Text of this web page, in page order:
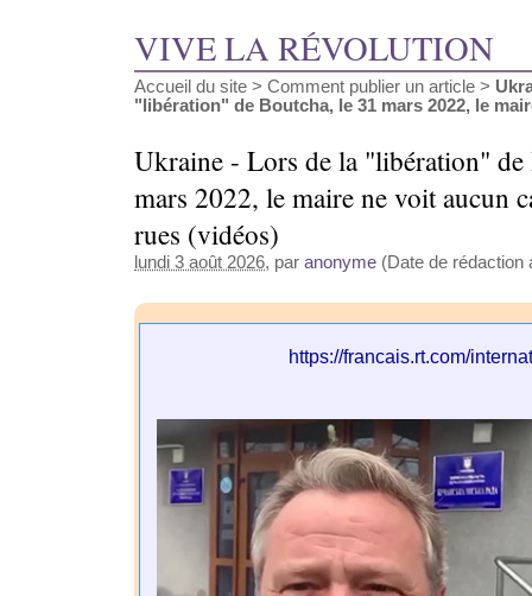
VIVE LA RÉVOLUTION
Accueil du site > Comment publier un article >
"libération" de Boutcha, le 31 mars 2022, le
Ukraine - Lors de la "libération" de
mars 2022, le maire ne voit aucun
rues (vidéos)
lundi 3 août 2026, par anonyme (Date de rédaction
https://francais.rt.com/